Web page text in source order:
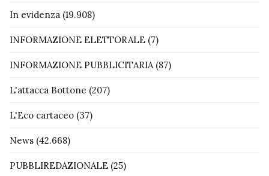
In evidenza (19.908)
INFORMAZIONE ELETTORALE (7)
INFORMAZIONE PUBBLICITARIA(87)
L'attacca Bottone (207)
L'Eco cartaceo (37)
News (42.668)
PUBBLIREDAZIONALE (25)